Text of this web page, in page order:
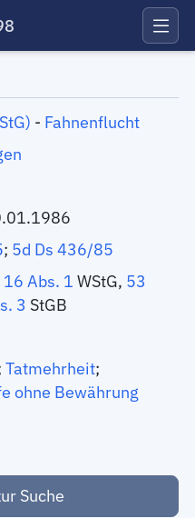
- Fahnenflucht
; 5d Ds 436/85
16 Abs. 1 WStG, 53
3 StGB
Tatmehrheit;
ohne Bewährung
Suche